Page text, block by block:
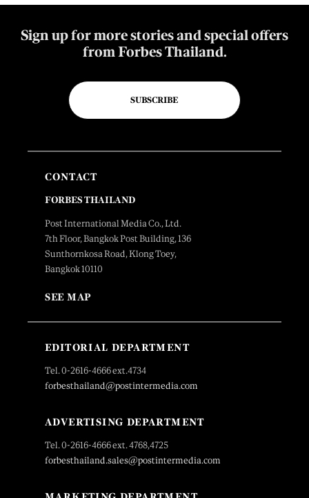
Sign up for more stories and special offers
from Forbes Thailand.
SUBSCRIBE
CONTACT
FORBES THAILAND
Post International Media Co., Ltd.
7th Floor, Bangkok Post Building, 136
Sunthornkosa Road, Klong Toey,
Bangkok 10110
SEE MAP
EDITORIAL DEPARTMENT
Tel. 0-2616-4666 ext.4734
forbesthailand@postintermedia.com
ADVERTISING DEPARTMENT
Tel. 0-2616-4666 ext. 4768,4725
forbesthailand.sales@postintermedia.com